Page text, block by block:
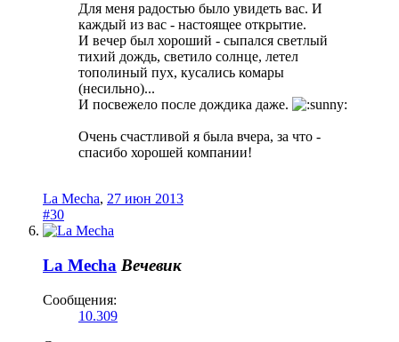
Для меня радостью было увидеть вас. И
каждый из вас - настоящее открытие.
И вечер был хороший - сыпался светлый
тихий дождь, светило солнце, летел
тополиный пух, кусались комары
(несильно)...
И посвежело после дождика даже.
Очень счастливой я была вчера, за что -
спасибо хорошей компании!
La Mecha, 27 июн 2013
#30
La Mecha Вечевик
Сообщения:
10.309